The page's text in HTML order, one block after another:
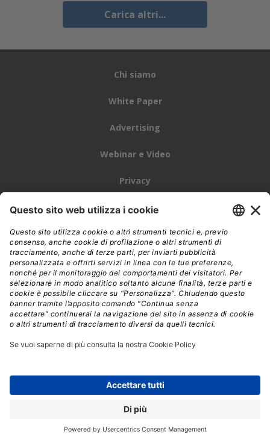
Carica altri...
Chi siamo
White Paper
Advertising
Webinar e Video
Privacy
Newsletter
Cookie policy
Come usiamo l’IA a DigitalWorld
DigitalWorld
InnovareWeb
Edra Edizioni